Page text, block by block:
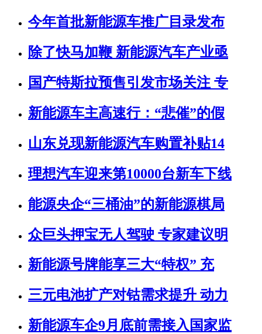
今年首批新能源车推广目录发布
除了快马加鞭 新能源汽车产业亟
国产特斯拉预售引发市场关注 专
新能源车主高速行：“悲催”的假
山东兑现新能源汽车购置补贴14
理想汽车迎来第10000台新车下线
能源央企“三桶油”的新能源棋局
众巨头押宝无人驾驶 专家建议明
新能源号牌能享三大“特权” 充
三元电池扩产对钴需求提升 动力
新能源车企9月底前需接入国家监